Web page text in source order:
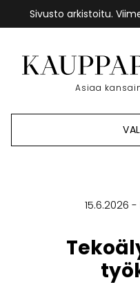
Sivusto arkistoitu.
sisältöön
Asiaa
15.6.2026